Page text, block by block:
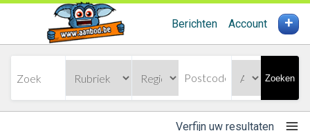
Berichten Account +
Zoeken
Verfijn uw resultaten